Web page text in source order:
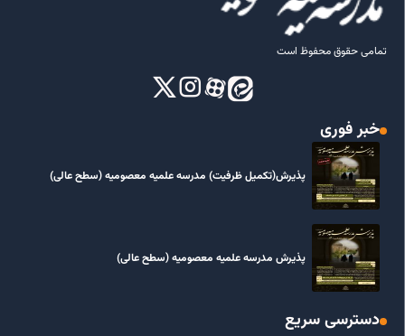
تمامی حقوق محفوظ است
خبر فوری
پذیرش(تکمیل ظرفیت) مدرسه علمیه معصومیه‌ (سطح عالی)
پذیرش مدرسه علمیه معصومیه‌ (سطح عالی)
دسترسی سریع